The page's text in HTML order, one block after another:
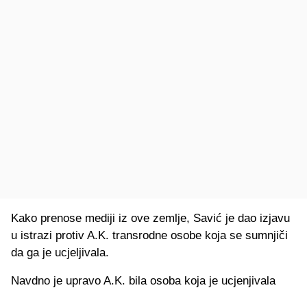
Kako prenose mediji iz ove zemlje, Savić je dao izjavu
u istrazi protiv A.K. transrodne osobe koja se sumnjiči
da ga je ucjeljivala.
Navdno je upravo A.K. bila osoba koja je ucjenjivala